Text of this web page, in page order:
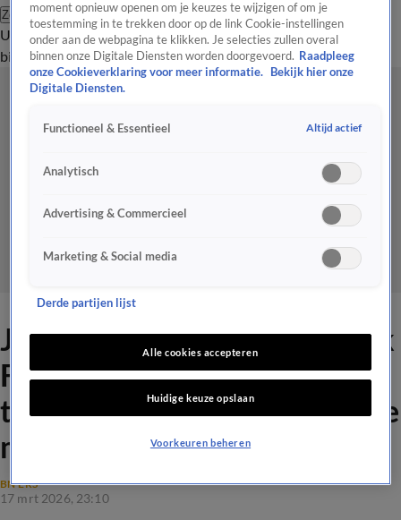
Zoeken
UitzendingenVandaag InsideDe OranjezomerShopUitzending
bijwonen
Johan Derksen juicht vertrek
Frank Lammers bij Jumbo
toe: 'Dat vind ik zo’n irritante
man!'
BN'ERS
17 mrt 2026, 23:10
moment opnieuw openen om je keuzes te wijzigen of om je
toestemming in te trekken door op de link Cookie-instellingen
onder aan de webpagina te klikken. Je selecties zullen overal
binnen onze Digitale Diensten worden doorgevoerd. Raadpleeg
onze Cookieverklaring voor meer informatie.
Bekijk hier onze
Digitale Diensten.
Functioneel & Essentieel Altijd actief
Analytisch
Advertising & Commercieel
Marketing & Social media
Derde partijen lijst
Alle cookies accepteren
Huidige keuze opslaan
Voorkeuren beheren